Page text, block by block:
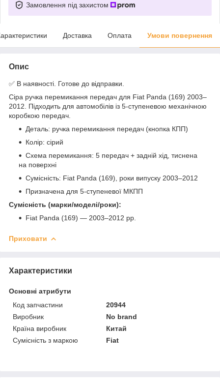
Замовлення під захистом
Доставка Оплата Умови повернення
Опис
✅ В наявності. Готове до відправки.
Сіра ручка перемикання передач для Fiat Panda (169) 2003–
2012. Підходить для автомобілів із 5-ступеневою механічною
коробкою передач.
Деталь: ручка перемикання передач (кнопка КПП)
Колір: сірий
Схема перемикання: 5 передач + задній хід, тиснена
на поверхні
Сумісність: Fiat Panda (169), роки випуску 2003–2012
Призначена для 5-ступеневої МКПП
Сумісність (марки/моделі/роки):
Fiat Panda (169) — 2003–2012 рр.
Приховати
Характеристики
Основні атрибути
Код запчастини
20944
Виробник
No brand
Країна виробник
Китай
Сумісність з маркою
Fiat